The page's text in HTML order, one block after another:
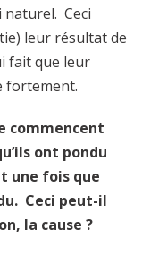
naturel. Ceci
leur résultat de
fait que leur
fortement.
commencent
ont pondu
une fois que
Ceci peut-il
la cause ?